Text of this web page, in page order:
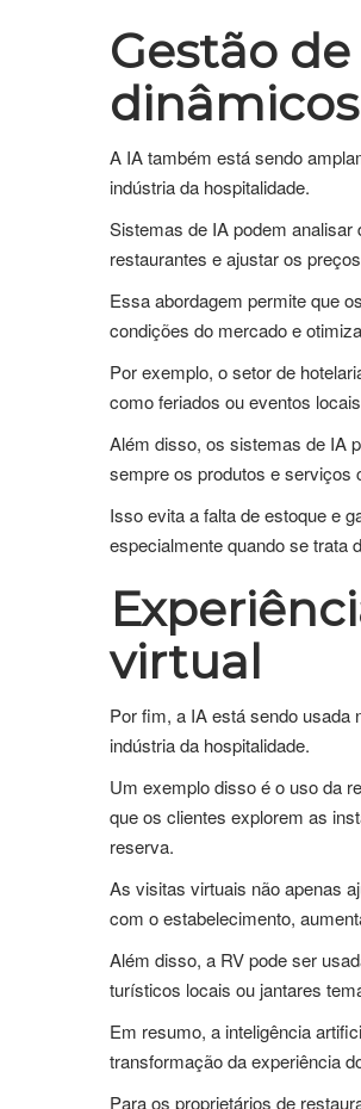
Gestão
dinâmicos
A IA também está sendo
indústria da hospitalidade.
Sistemas de IA podem
restaurantes e ajustar os
Essa abordagem permite que
condições do mercado e
Por exemplo, o setor de
como feriados ou eventos
Além disso, os sistemas de IA
sempre os produtos e serviços
Isso evita a falta de estoque e
especialmente quando se trata
virtual
Por fim, a IA está sendo usada
indústria da hospitalidade.
Um exemplo disso é o uso da
que os clientes explorem as
reserva.
As visitas virtuais não apenas
com o estabelecimento,
Além disso, a RV pode ser
turísticos locais ou jantares
Em resumo, a inteligência
transformação da experiência
Para os proprietários de